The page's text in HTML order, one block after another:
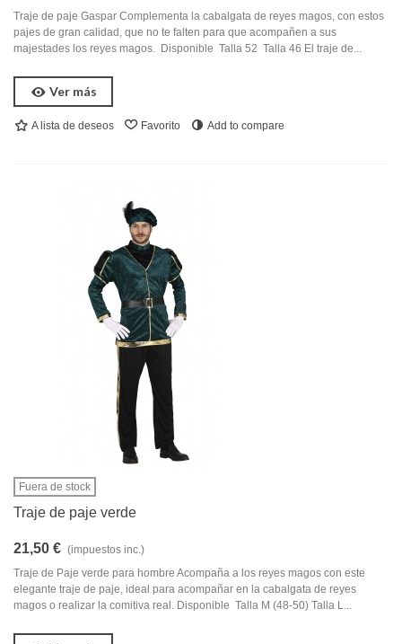
Traje de paje Gaspar Complementa la cabalgata de reyes magos, con estos
pajes de gran calidad, que no te falten para que acompañen a sus
majestades los reyes magos. Disponible Talla 52 Talla 46 El traje de...
Ver más
A lista de deseos Favorito Add to compare
Fuera de stock
Traje de paje verde
21,50 € (impuestos inc.)
Traje de Paje verde para hombre Acompaña a los reyes magos con este
elegante traje de paje, ideal para acompañar en la cabalgata de reyes
magos o realizar la comitiva real. Disponible Talla M (48-50) Talla L...